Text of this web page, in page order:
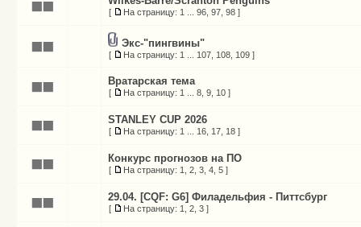
[ На страницу: 1 96 97 98 ]
Экс-"пингвины"
[ На страницу: 1 107 108 109 ]
Вратарская тема
[ На страницу: 1 8 9 10 ]
STANLEY CUP 2026
[ На страницу: 1 16 17 18 ]
Конкурс прогнозов на ПО
[ На страницу: 1 2 3 4 5 ]
29.04. [CQF: G6] Филадельфия - Питтсбург
[ На страницу: 1 2 3 ]